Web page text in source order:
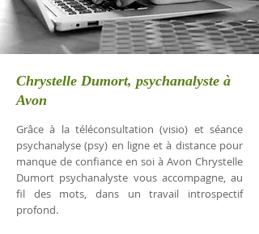
Chrystelle Dumort, psychanalyste à
Avon
Grâce à la téléconsultation (visio) et séance
psychanalyse (psy) en ligne et à distance pour
manque de confiance en soi à Avon Chrystelle
Dumort psychanalyste vous accompagne, au
fil des mots, dans un travail introspectif
profond.